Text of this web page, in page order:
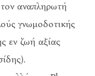
αναπληρωτή
γνωμοδοτικής
εν ζωή αξίας